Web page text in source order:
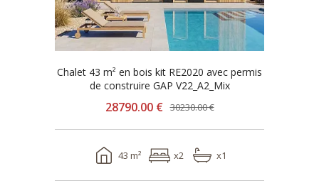
Chalet 43 m² en bois kit RE2020 avec permis
de construire GAP V22_A2_Mix
28790.00 € 30230.00 €
43 m² x2 x1